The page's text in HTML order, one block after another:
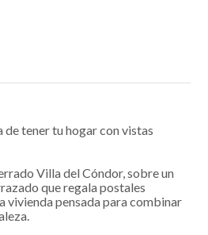
de tener tu hogar con vistas
Villa del Cóndor, sobre un
que regala postales
vivienda pensada para combinar